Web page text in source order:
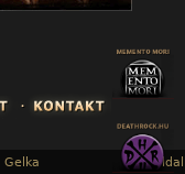
Gelka « Főoldal